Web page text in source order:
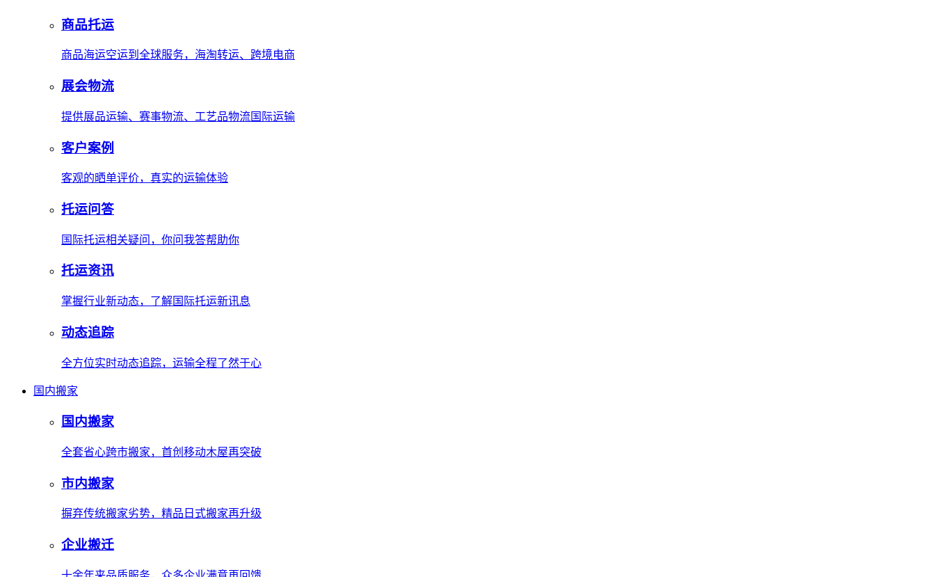
商品托运
商品海运空运到全球服务，海淘转运、跨境电商
展会物流
提供展品运输、赛事物流、工艺品物流国际运输
客户案例
客观的晒单评价，真实的运输体验
托运问答
国际托运相关疑问，你问我答帮助你
托运资讯
掌握行业新动态，了解国际托运新讯息
动态追踪
全方位实时动态追踪，运输全程了然于心
国内搬家
国内搬家
全套省心跨市搬家，首创移动木屋再突破
市内搬家
摒弃传统搬家劣势，精品日式搬家再升级
企业搬迁